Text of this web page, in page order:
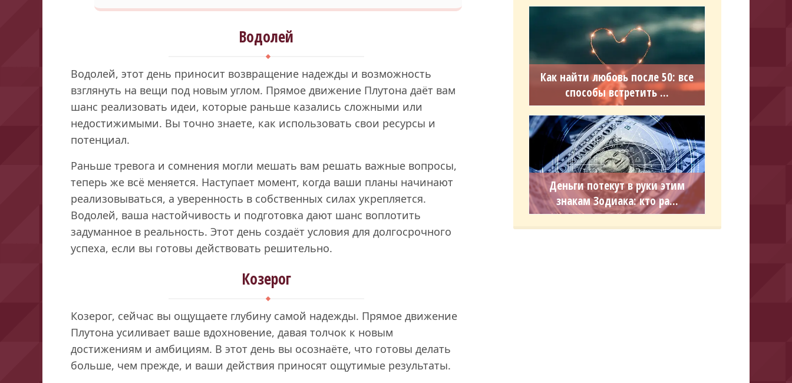
Водолей
Водолей, этот день приносит возвращение надежды и возможность
взглянуть на вещи под новым углом. Прямое движение Плутона даёт вам
шанс реализовать идеи, которые раньше казались сложными или
недостижимыми. Вы точно знаете, как использовать свои ресурсы и
потенциал.
Раньше тревога и сомнения могли мешать вам решать важные вопросы,
теперь же всё меняется. Наступает момент, когда ваши планы начинают
реализовываться, а уверенность в собственных силах укрепляется.
Водолей, ваша настойчивость и подготовка дают шанс воплотить
задуманное в реальность. Этот день создаёт условия для долгосрочного
успеха, если вы готовы действовать решительно.
Козерог
Козерог, сейчас вы ощущаете глубину самой надежды. Прямое движение
Плутона усиливает ваше вдохновение, давая толчок к новым
достижениям и амбициям. В этот день вы осознаёте, что готовы делать
больше, чем прежде, и ваши действия приносят ощутимые результаты.
Как найти любовь после 50: все
способы встретить ...
Деньги потекут в руки этим
знакам Зодиака: кто ра...